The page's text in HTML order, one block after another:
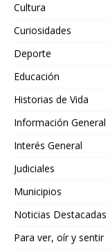
Cultura
Curiosidades
Deporte
Educación
Historias de Vida
Información General
Interés General
Judiciales
Municipios
Noticias Destacadas
Para ver, oír y sentir